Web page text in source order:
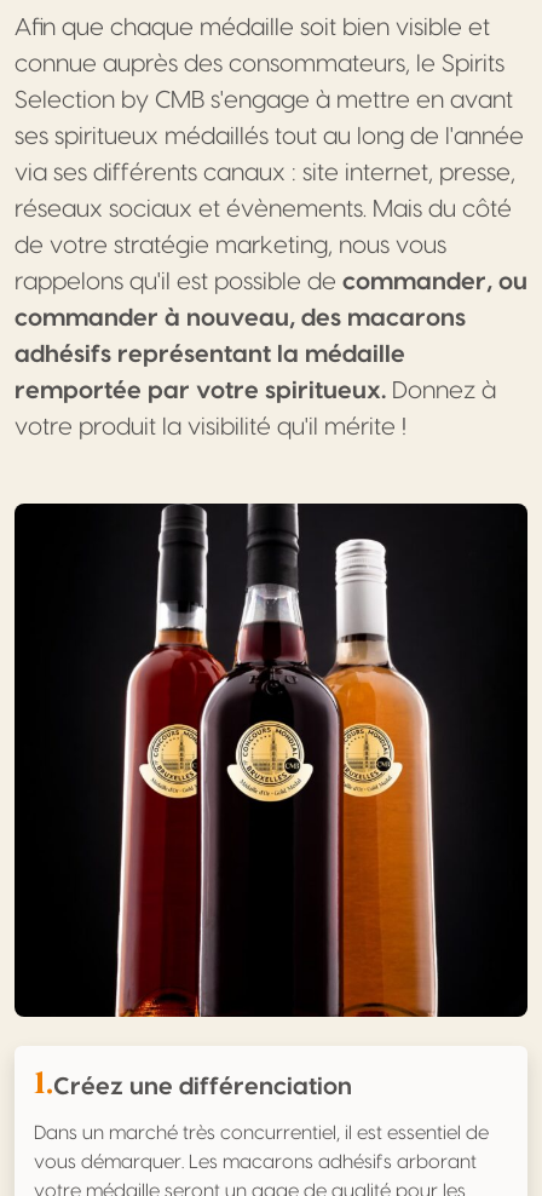
Afin que chaque médaille soit bien visible et
connue auprès des consommateurs, le Spirits
Selection by CMB s'engage à mettre en avant
ses spiritueux médaillés tout au long de l'année
via ses différents canaux : site internet, presse,
réseaux sociaux et évènements. Mais du côté
de votre stratégie marketing, nous vous
rappelons qu'il est possible de commander, ou
commander à nouveau, des macarons
adhésifs représentant la médaille
remportée par votre spiritueux. Donnez à
votre produit la visibilité qu'il mérite !
1.Créez une différenciation
Dans un marché très concurrentiel, il est essentiel de
vous démarquer. Les macarons adhésifs arborant
votre médaille seront un gage de qualité pour les